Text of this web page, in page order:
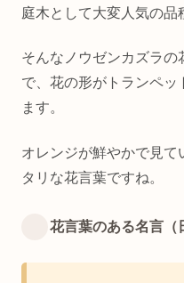
庭木として大変人気の品
そんなノウゼンカズラの
で、花の形がトランペッ
ます。
オレンジが鮮やかで見て
タリな花言葉ですね。
花言葉のある名言（